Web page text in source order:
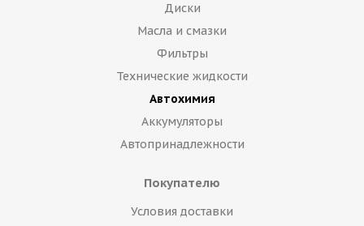
Диски
Масла и смазки
Фильтры
Технические жидкости
Автохимия
Аккумуляторы
Автопринадлежности
Покупателю
Условия доставки